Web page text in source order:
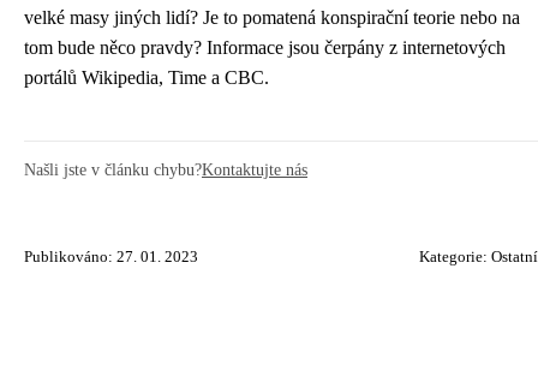
velké masy jiných lidí? Je to pomatená konspirační teorie nebo na
tom bude něco pravdy? Informace jsou čerpány z internetových
portálů Wikipedia, Time a CBC.
Našli jste v článku chybu?Kontaktujte nás
Publikováno: 27. 01. 2023 Kategorie: Ostatní